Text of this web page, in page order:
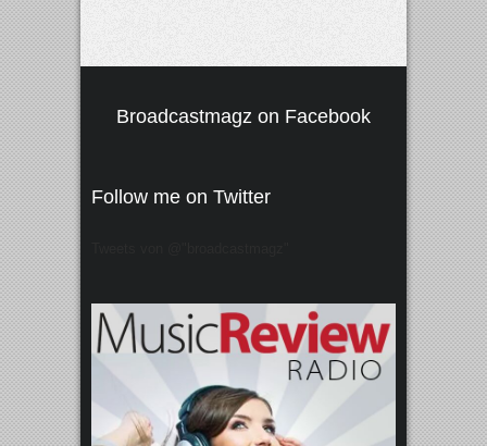
Broadcastmagz on Facebook
Follow me on Twitter